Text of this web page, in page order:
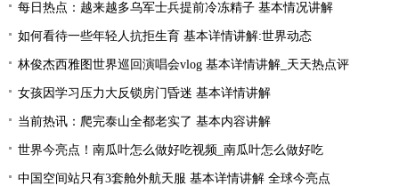
每日热点：越来越多乌军士兵提前冷冻精子 基本情况讲解
如何看待一些年轻人抗拒生育 基本详情讲解:世界动态
林俊杰西雅图世界巡回演唱会vlog 基本详情讲解_天天热点评
女孩因学习压力大反锁房门昏迷 基本详情讲解
当前热讯：爬完泰山全都老实了 基本内容讲解
世界今亮点！南瓜叶怎么做好吃视频_南瓜叶怎么做好吃
中国空间站只有3套舱外航天服 基本详情讲解 全球今亮点